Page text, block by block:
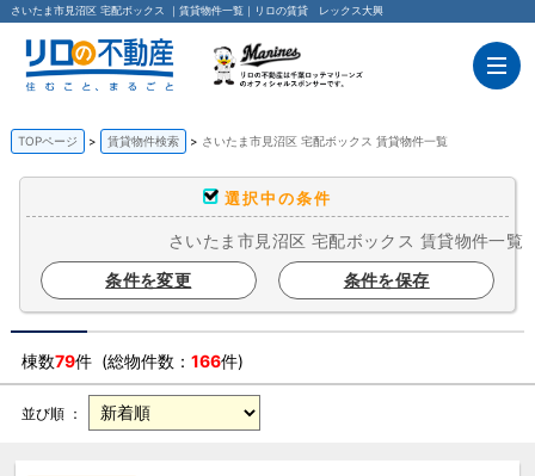
さいたま市見沼区 宅配ボックス ｜賃貸物件一覧｜リロの賃貸 レックス大興
TOPページ 賃貸物件検索 さいたま市見沼区 宅配ボックス 賃貸物件一覧
選択中の条件
さいたま市見沼区 宅配ボックス 賃貸物件一覧
条件を変更
条件を保存
棟数79件 (総物件数： 166件)
並び順 ：